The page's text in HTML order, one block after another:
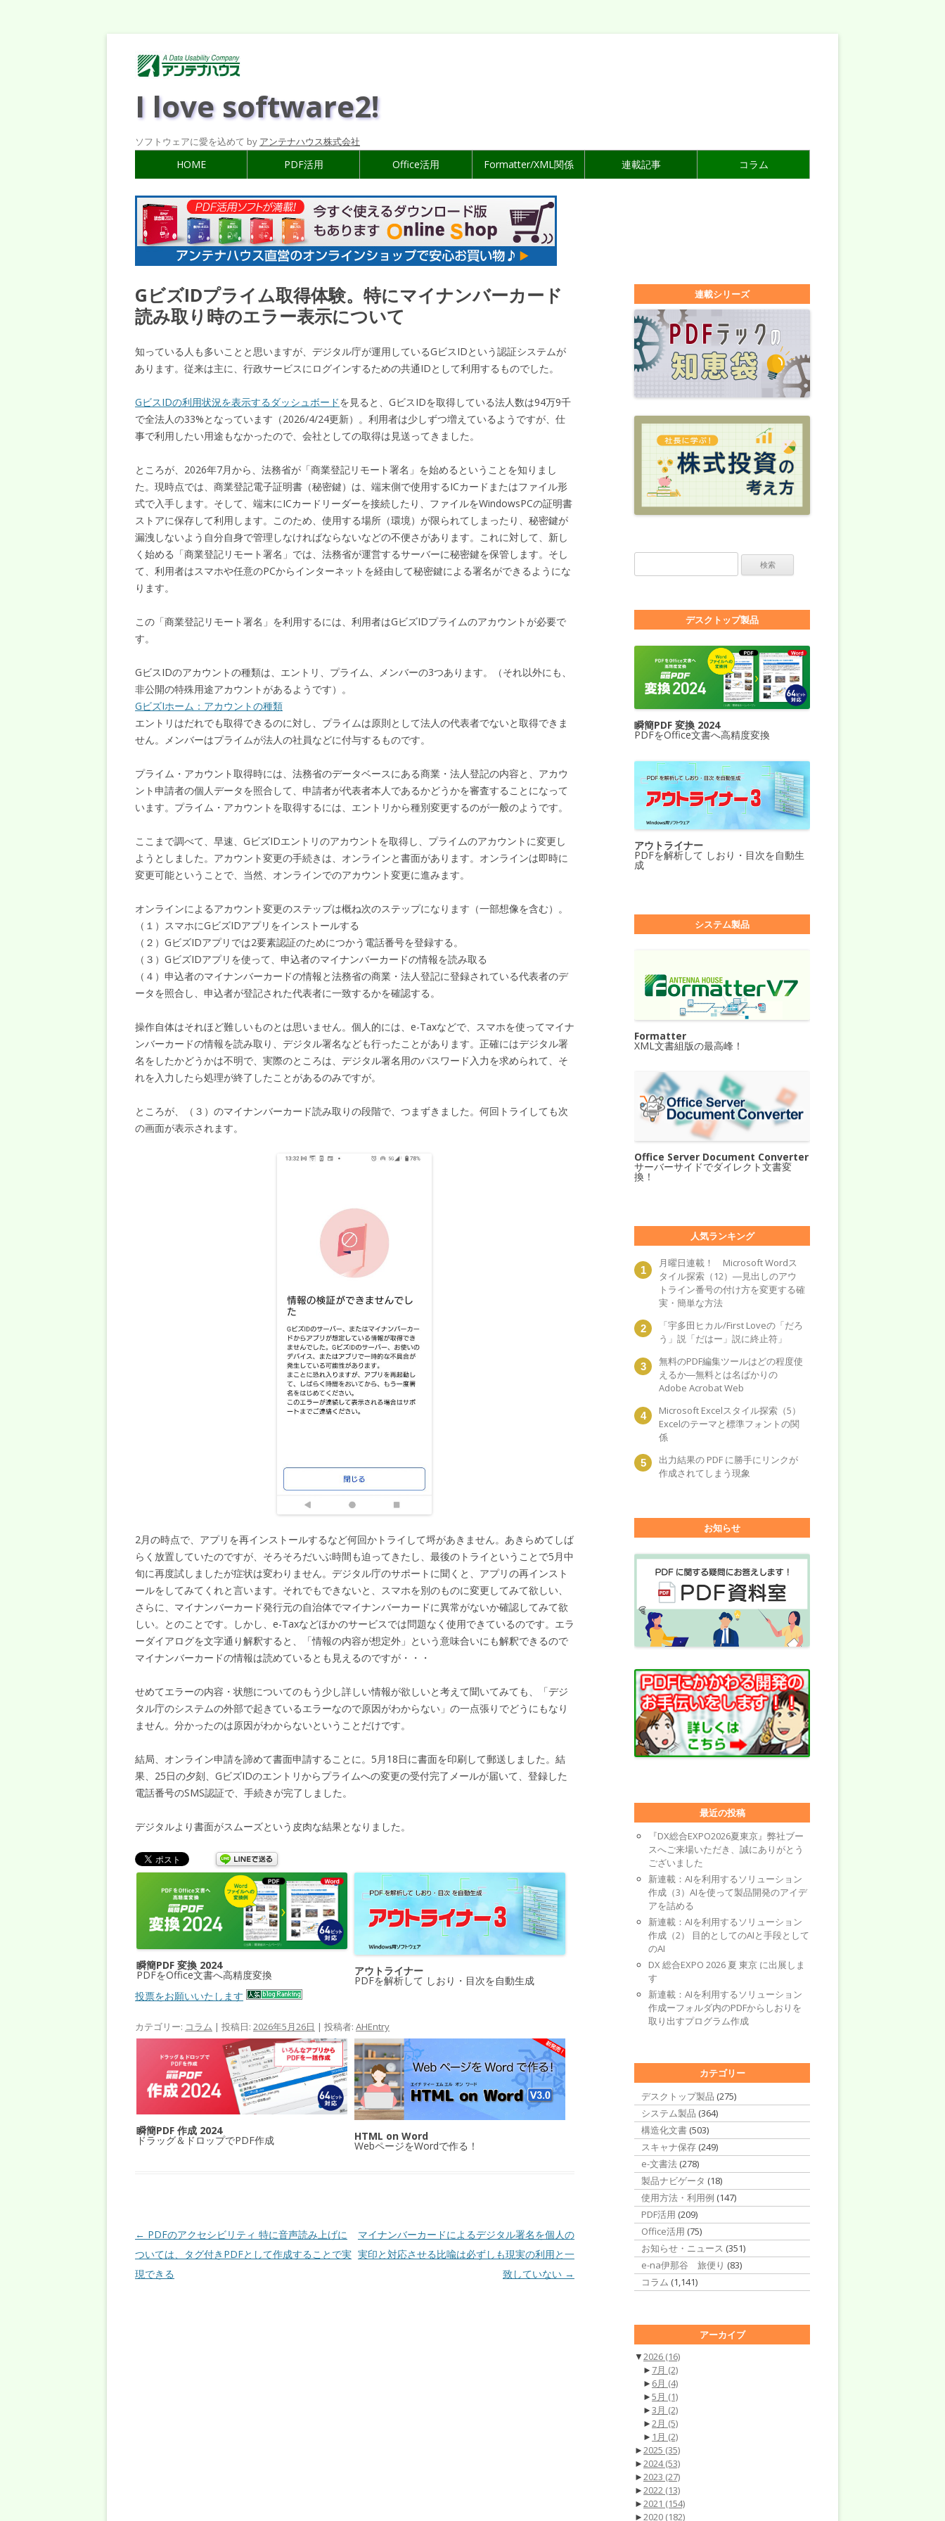
I love software2!
ソフトウェアに愛を込めて by アンテナハウス株式会社
HOME PDF活用 Office活用 Formatter/XML関係 連載記事 コラム
GビズIDプライム取得体験。特にマイナンバーカード
読み取り時のエラー表示について
知っている人も多いことと思いますが、デジタル庁が運用しているGビスIDという認証システムが
あります。従来は主に、行政サービスにログインするための共通IDとして利用するものでした。
GビスIDの利用状況を表示するダッシュボードを見ると、GビスIDを取得している法人数は94万9千
で全法人の33%となっています（2026/4/24更新）。利用者は少しずつ増えているようですが、仕
事で利用したい用途もなかったので、会社としての取得は見送ってきました。
ところが、2026年7月から、法務省が「商業登記リモート署名」を始めるということを知りまし
た。現時点では、商業登記電子証明書（秘密鍵）は、端末側で使用するICカードまたはファイル形
式で入手します。そして、端末にICカードリーダーを接続したり、ファイルをWindowsPCの証明書
ストアに保存して利用します。このため、使用する場所（環境）が限られてしまったり、秘密鍵が
漏洩しないよう自分自身で管理しなければならないなどの不便さがあります。これに対して、新し
く始める「商業登記リモート署名」では、法務省が運営するサーバーに秘密鍵を保管します。そし
て、利用者はスマホや任意のPCからインターネットを経由して秘密鍵による署名ができるようにな
ります。
この「商業登記リモート署名」を利用するには、利用者はGビズIDプライムのアカウントが必要で
す。
GビスIDのアカウントの種類は、エントリ、プライム、メンバーの3つあります。（それ以外にも、
非公開の特殊用途アカウントがあるようです）。
GビズIホーム：アカウントの種類
エントリはだれでも取得できるのに対し、プライムは原則として法人の代表者でないと取得できま
せん。メンバーはプライムが法人の社員などに付与するものです。
プライム・アカウント取得時には、法務省のデータベースにある商業・法人登記の内容と、アカウ
ント申請者の個人データを照合して、申請者が代表者本人であるかどうかを審査することになって
います。プライム・アカウントを取得するには、エントリから種別変更するのが一般のようです。
ここまで調べて、早速、GビズIDエントリのアカウントを取得し、プライムのアカウントに変更し
ようとしました。アカウント変更の手続きは、オンラインと書面があります。オンラインは即時に
変更可能ということで、当然、オンラインでのアカウント変更に進みます。
オンラインによるアカウント変更のステップは概ね次のステップになります（一部想像を含む）。
（１）スマホにGビズIDアプリをインストールする
（２）GビズIDアプリでは2要素認証のためにつかう電話番号を登録する。
（３）GビズIDアプリを使って、申込者のマイナンバーカードの情報を読み取る
（４）申込者のマイナンバーカードの情報と法務省の商業・法人登記に登録されている代表者のデ
ータを照合し、申込者が登記された代表者に一致するかを確認する。
操作自体はそれほど難しいものとは思いません。個人的には、e-Taxなどで、スマホを使ってマイナ
ンバーカードの情報を読み取り、デジタル署名なども行ったことがあります。正確にはデジタル署
名をしたかどうかは不明で、実際のところは、デジタル署名用のパスワード入力を求められて、そ
れを入力したら処理が終了したことがあるのみですが。
ところが、（３）のマイナンバーカード読み取りの段階で、つまずきました。何回トライしても次
の画面が表示されます。
2月の時点で、アプリを再インストールするなど何回かトライして埒があきません。あきらめてしば
らく放置していたのですが、そろそろだいぶ時間も迫ってきたし、最後のトライということで5月中
旬に再度試しましたが症状は変わりません。デジタル庁のサポートに聞くと、アプリの再インスト
ールをしてみてくれと言います。それでもできないと、スマホを別のものに変更してみて欲しい、
さらに、マイナンバーカード発行元の自治体でマイナンバーカードに異常がないか確認してみて欲
しい。とのことです。しかし、e-Taxなどほかのサービスでは問題なく使用できているのです。エラ
ーダイアログを文字通り解釈すると、「情報の内容が想定外」という意味合いにも解釈できるので
マイナンバーカードの情報は読めているとも見えるのですが・・・
せめてエラーの内容・状態についてのもう少し詳しい情報が欲しいと考えて聞いてみても、「デジ
タル庁のシステムの外部で起きているエラーなので原因がわからない」の一点張りでどうにもなり
ません。分かったのは原因がわからないということだけです。
結局、オンライン申請を諦めて書面申請することに。5月18日に書面を印刷して郵送しました。結
果、25日の夕刻、GビズIDのエントリからプライムへの変更の受付完了メールが届いて、登録した
電話番号のSMS認証で、手続きが完了しました。
デジタルより書面がスムーズという皮肉な結果となりました。
瞬簡PDF 変換 2024
PDFをOffice文書へ高精度変換 アウトライナー
PDFを解析して しおり・目次を自動生成
投票をお願いいたします
カテゴリー: コラム | 投稿日: 2026年5月26日 | 投稿者: AHEntry
瞬簡PDF 作成 2024
ドラッグ＆ドロップでPDF作成 HTML on Word
WebページをWordで作る！
投稿ナビゲーション
← PDFのアクセシビリティ 特に音声読み上げに
ついては、タグ付きPDFとして作成することで実
現できる
マイナンバーカードによるデジタル署名を個人の
実印と対応させる比喩は必ずしも現実の利用と一
致していない →
連載シリーズ
デスクトップ製品
瞬簡PDF 変換 2024
PDFをOffice文書へ高精度変換
アウトライナー
PDFを解析して しおり・目次を自動生
成
システム製品
Formatter
XML文書組版の最高峰！
Office Server Document Converter
サーバーサイドでダイレクト文書変
換！
人気ランキング
月曜日連載！ Microsoft Wordス
タイル探索（12）―見出しのアウ
トライン番号の付け方を変更する確
実・簡単な方法
「宇多田ヒカル/First Loveの「だろ
う」説「だはー」説に終止符」
無料のPDF編集ツールはどの程度使
えるか―無料とは名ばかりの
Adobe Acrobat Web
Microsoft Excelスタイル探索（5）
Excelのテーマと標準フォントの関
係
出力結果の PDF に勝手にリンクが
作成されてしまう現象
お知らせ
最近の投稿
『DX総合EXPO2026夏東京』弊社ブー
スへご来場いただき、誠にありがとう
ございました
新連載：AIを利用するソリューション
作成（3）AIを使って製品開発のアイデ
アを詰める
新連載：AIを利用するソリューション
作成（2） 目的としてのAIと手段として
のAI
DX 総合EXPO 2026 夏 東京 に出展しま
す
新連載：AIを利用するソリューション
作成ーフォルダ内のPDFからしおりを
取り出すプログラム作成
カテゴリー
デスクトップ製品 (275)
システム製品 (364)
構造化文書 (503)
スキャナ保存 (249)
e-文書法 (278)
製品ナビゲータ (18)
使用方法・利用例 (147)
PDF活用 (209)
Office活用 (75)
お知らせ・ニュース (351)
e-na伊那谷 旅便り (83)
コラム (1,141)
アーカイブ
▼2026 (16)
► 7月 (2)
► 6月 (4)
►5月 (1)
►3月 (2)
►2月 (5)
► 1月 (2)
►2025 (35)
►2024(53)
►2023 (27)
►2022 (13)
►2021 (154)
►2020 (182)